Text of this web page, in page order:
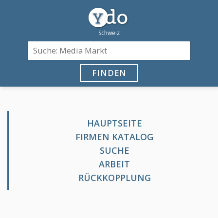
FINDEN
HAUPTSEITE
FIRMEN KATALOG
SUCHE
ARBEIT
RÜCKKOPPLUNG